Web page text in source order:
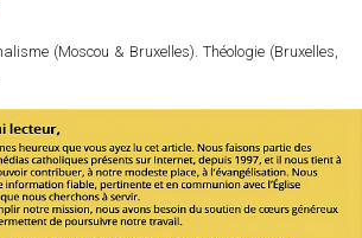
(Moscou & Bruxelles). Théologie (Bruxelles,